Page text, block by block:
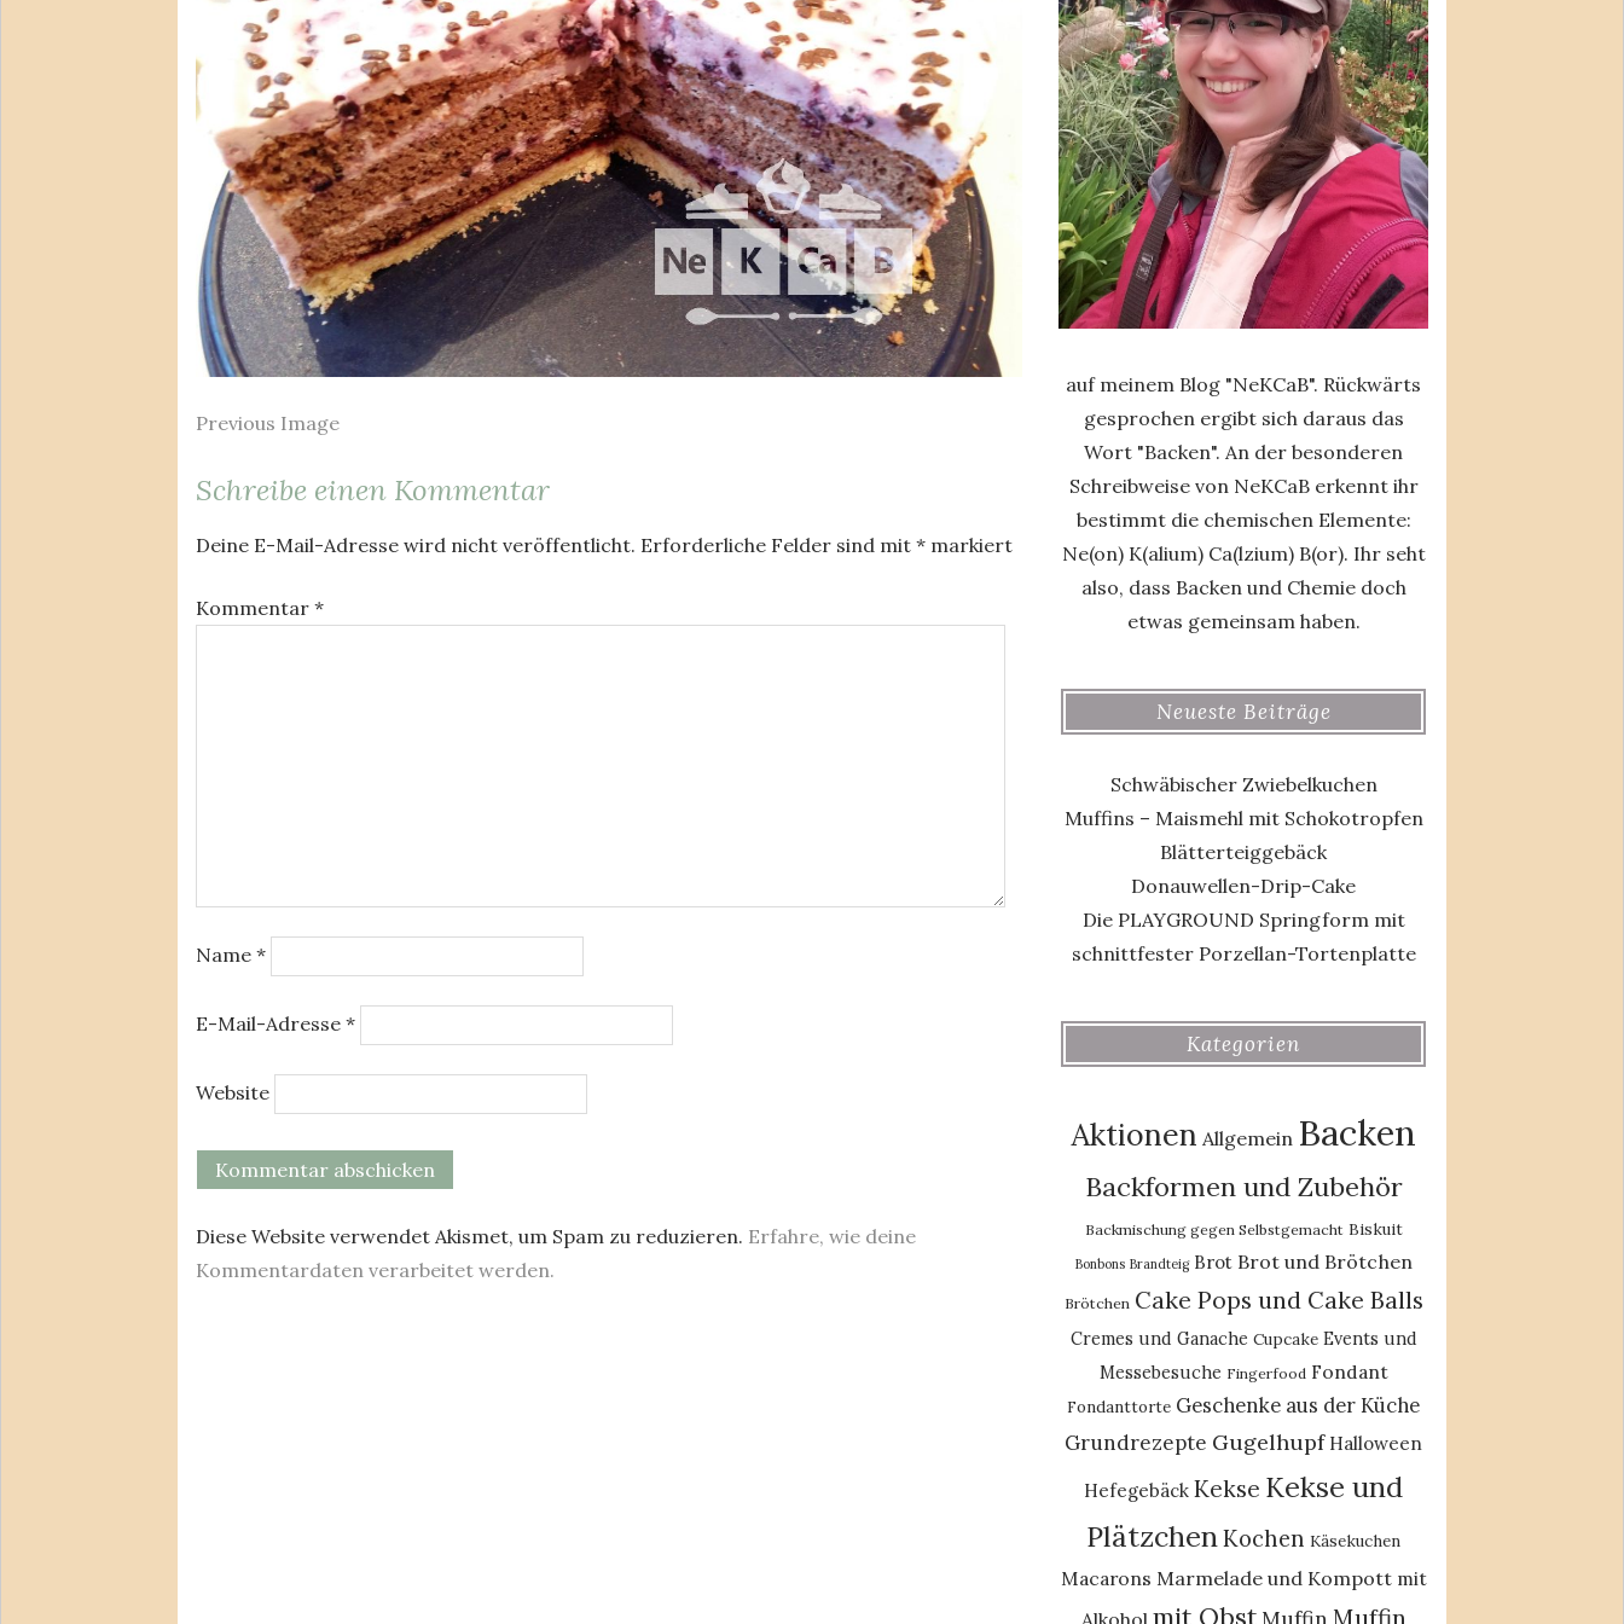
Previous Image
Schreibe einen Kommentar
Deine E-Mail-Adresse wird nicht veröffentlicht. Erforderliche Felder sind mit * markiert
Kommentar *
Name *
E-Mail-Adresse *
Website
Diese Website verwendet Akismet, um Spam zu reduzieren. Erfahre, wie deine
Kommentardaten verarbeitet werden.
auf meinem Blog "NeKCaB". Rückwärts
gesprochen ergibt sich daraus das
Wort "Backen". An der besonderen
Schreibweise von NeKCaB erkennt ihr
bestimmt die chemischen Elemente:
Ne(on) K(alium) Ca(lzium) B(or). Ihr seht
also, dass Backen und Chemie doch
etwas gemeinsam haben.
Neueste Beiträge
Schwäbischer Zwiebelkuchen
Muffins – Maismehl mit Schokotropfen
Blätterteiggebäck
Donauwellen-Drip-Cake
Die PLAYGROUND Springform mit
schnittfester Porzellan-Tortenplatte
Kategorien
Aktionen Allgemein Backen
Backformen und Zubehör
Backmischung gegen Selbstgemacht Biskuit
Bonbons Brandteig Brot Brot und Brötchen
Brötchen Cake Pops und Cake Balls
Cremes und Ganache Cupcake Events und
Messebesuche Fingerfood Fondant
Fondanttorte Geschenke aus der Küche
Grundrezepte Gugelhupf Halloween
Hefegebäck Kekse Kekse und
PlätzchenKochen Käsekuchen
Macarons Marmelade und Kompott mit
Alkohol mit Obst Muffin